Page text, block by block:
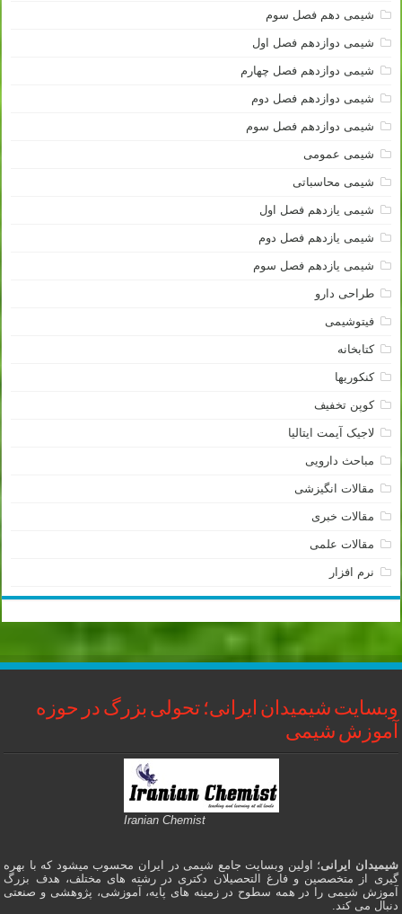
شیمی دهم فصل سوم
شیمی دوازدهم فصل اول
شیمی دوازدهم فصل چهارم
شیمی دوازدهم فصل دوم
شیمی دوازدهم فصل سوم
شیمی عمومی
شیمی محاسباتی
شیمی یازدهم فصل اول
شیمی یازدهم فصل دوم
شیمی یازدهم فصل سوم
طراحی دارو
فیتوشیمی
کتابخانه
کنکوریها
کوپن تخفیف
لاجیک آیمت ایتالیا
مباحث دارویی
مقالات انگیزشی
مقالات خبری
مقالات علمی
نرم افزار
وبسایت شیمیدان ایرانی؛ تحولی بزرگ در حوزه
آموزش شیمی
Iranian Chemist
شیمیدان ایرانی؛ اولین وبسایت جامع شیمی در ایران محسوب میشود که با بهره
گیری از متخصصین و فارغ التحصیلان دکتری در رشته های مختلف، هدف بزرگ
آموزش شیمی را در همه سطوح در زمینه های پایه، آموزشی، پژوهشی و صنعتی
دنبال می کند.